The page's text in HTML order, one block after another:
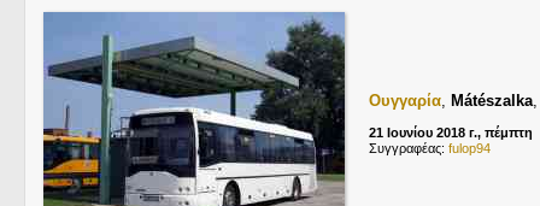
Ουγγαρία, Mátészalka
21 Ιουνίου 2018 г., πέμπτη
Συγγραφέας: fulop94